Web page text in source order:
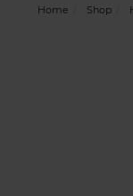
Home Shop